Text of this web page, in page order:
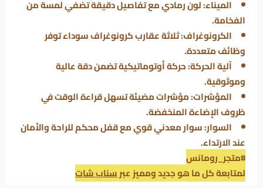
الميناء: لون رمادي مع تفاصيل دقيقة تضفي لمسة من
الفخامة.
الكرونوغراف: ثلاثة عقارب كرونوغراف سوداء توفر
وظائف متعددة.
آلية الحركة: حركة أوتوماتيكية تضمن دقة عالية
وموثوقية.
المؤشرات: مؤشرات مضيئة تسهل قراءة الوقت في
ظروف الإضاءة المنخفضة.
السوار: سوار معدني قوي مع قفل محكم للراحة والأمان
عند الارتداء.
#متجر_رومانس
لمتابعة كل ما هو جديد ومميز عبرسناب شات